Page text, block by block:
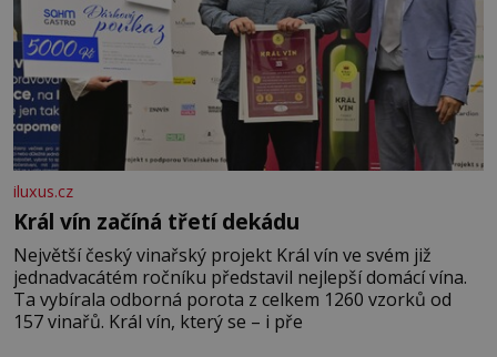
iluxus.cz
Král vín začíná třetí dekádu
Největší český vinařský projekt Král vín ve svém již
jednadvacátém ročníku představil nejlepší domácí vína.
Ta vybírala odborná porota z celkem 1260 vzorků od
157 vinařů. Král vín, který se – i pře